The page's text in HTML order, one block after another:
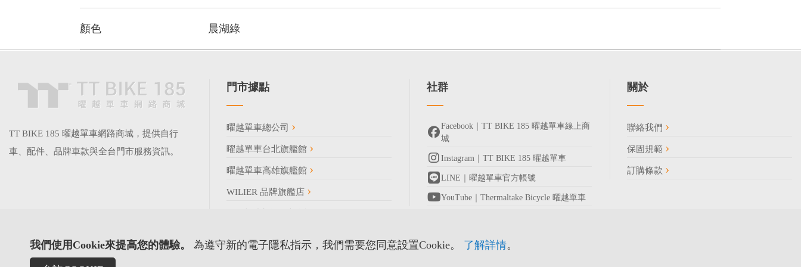
我們使用Cookie來提高您的體驗。 為遵守新的電子隱私指示，我們需要您同意設置Cookie。 了解詳情。
顏色 晨湖綠
TT BIKE 185 曜越單車網路商城，提供自行
車、配件、品牌車款與全台門市服務資訊。
門市據點
曜越單車總公司
曜越單車台北旗艦館
曜越單車高雄旗艦館
WILIER 品牌旗艦店
社群
Facebook｜TT BIKE 185 曜越單車線上商
城
Instagram｜TT BIKE 185 曜越單車
LINE｜曜越單車官方帳號
YouTube｜Thermaltake Bicycle 曜越單車
關於
聯絡我們
保固規範
訂購條款